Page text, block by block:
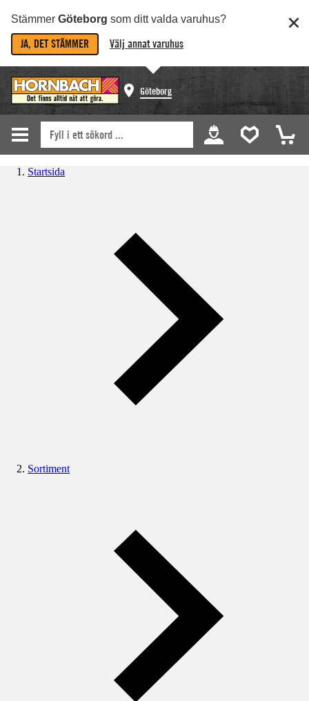
Stämmer Göteborg som ditt valda varuhus?
JA, DET STÄMMER Välj annat varuhus
Göteborg
Startsida
Sortiment